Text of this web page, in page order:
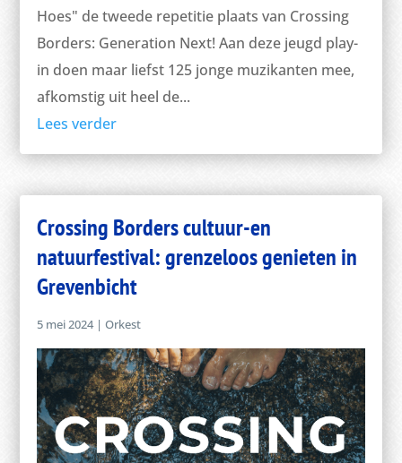
Hoes" de tweede repetitie plaats van Crossing
Borders: Generation Next! Aan deze jeugd play-
in doen maar liefst 125 jonge muzikanten mee,
afkomstig uit heel de...
Lees verder
Crossing Borders cultuur-en
natuurfestival: grenzeloos genieten in
Grevenbicht
5 mei 2024|Orkest